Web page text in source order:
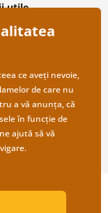
utile
a fost creat de
ce aveți nevoie,
de care nu
a vă anunța, că
în funcție de
ajută să vă